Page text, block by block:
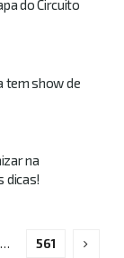
do Circuito
tem show de
na
dicas!
… 561